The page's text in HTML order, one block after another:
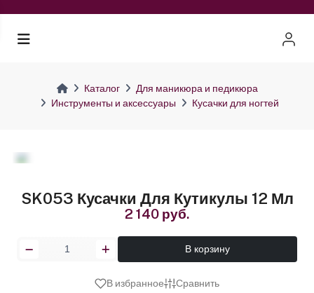
Каталог
Для маникюра и педикюра
Инструменты и аксессуары
Кусачки для ногтей
SK053 Кусачки Для Кутикулы 12 Мл
2 140 руб.
В корзину
В избранное Сравнить